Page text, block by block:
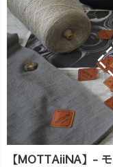
【MOTTAiiNA】-